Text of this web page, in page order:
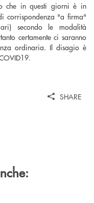
che in questi giorni è in
corrispondenza "a firma"
secondo le modalità
certamente ci saranno
ordinaria. Il disagio è
SHARE